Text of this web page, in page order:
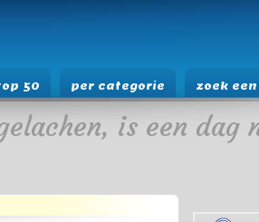
50 per categorie zoek
is een dag